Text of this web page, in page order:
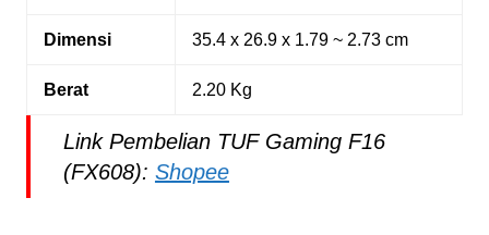
Dimensi 35.4 x 26.9 x 1.79 ~ 2.73 cm
Berat 2.20 Kg
Link Pembelian TUF Gaming F16
(FX608): Shopee